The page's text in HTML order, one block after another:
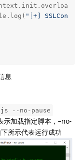
"[+]
息
--no-pause
示加载指定脚本，–no-
所示代表运行成功